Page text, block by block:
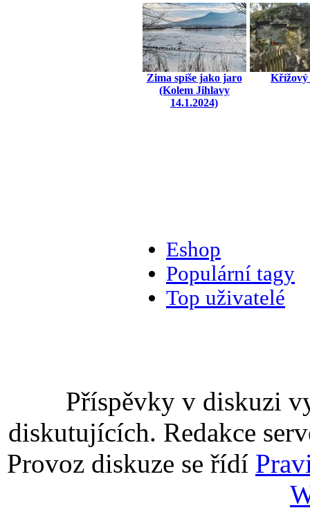
Zima spíše jako jaro
(Kolem Jihlavy
14.1.2024)
Křížový
Eshop
Populární tagy
Top uživatelé
Příspěvky v diskuzi
diskutujících. Redakce
Provoz diskuze se řídí